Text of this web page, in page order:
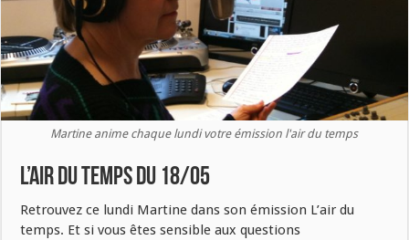
Martine anime chaque lundi votre émission l'air du temps
L’air du temps du 18/05
Retrouvez ce lundi Martine dans son émission L’air du
temps. Et si vous êtes sensible aux questions